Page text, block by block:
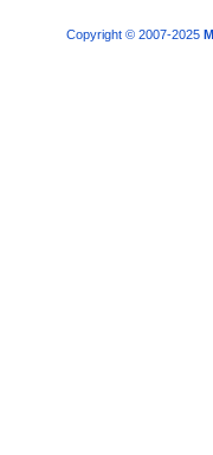
Copyright © 2007-2025